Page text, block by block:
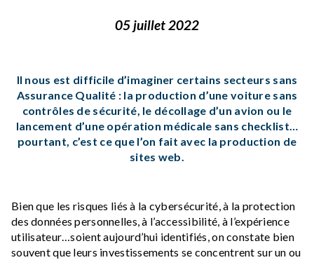
05 juillet 2022
Il nous est difficile d’imaginer certains secteurs sans
Assurance Qualité : la production d’une voiture sans
contrôles de sécurité, le décollage d’un avion ou le
lancement d’une opération médicale sans checklist…
pourtant, c’est ce que l’on fait avec la production de
sites web.
Bien que les risques liés à la cybersécurité, à la protection
des données personnelles, à l’accessibilité, à l’expérience
utilisateur…soient aujourd’hui identifiés, on constate bien
souvent que leurs investissements se concentrent sur un ou